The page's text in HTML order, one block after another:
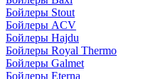
Бойлеры Stout
Бойлеры ACV
Бойлеры Hajdu
Бойлеры Royal Thermo
Бойлеры Galmet
Бойлеры Eterna